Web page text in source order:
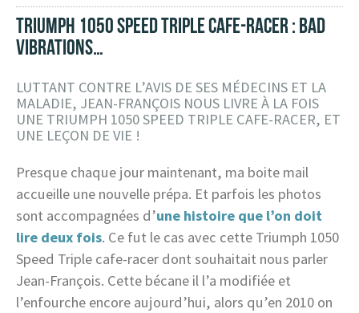
TRIUMPH 1050 SPEED TRIPLE CAFE-RACER : BAD
VIBRATIONS…
LUTTANT CONTRE L’AVIS DE SES MÉDECINS ET LA
MALADIE, JEAN-FRANÇOIS NOUS LIVRE À LA FOIS
UNE TRIUMPH 1050 SPEED TRIPLE CAFE-RACER, ET
UNE LEÇON DE VIE !
Presque chaque jour maintenant, ma boite mail
accueille une nouvelle prépa. Et parfois les photos
sont accompagnées d’une histoire que l’on doit
lire deux fois. Ce fut le cas avec cette Triumph 1050
Speed Triple cafe-racer dont souhaitait nous parler
Jean-François. Cette bécane il l’a modifiée et
l’enfourche encore aujourd’hui, alors qu’en 2010 on